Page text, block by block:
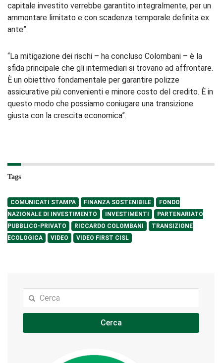
capitale investito verrebbe garantito integralmente, per un
ammontare limitato e con scadenza temporale definita ex
ante”.
“La mitigazione dei rischi – ha concluso Colombani – è la
sfida principale che gli intermediari si trovano ad affrontare.
È un obiettivo fondamentale per garantire polizze
assicurative più convenienti e minore costo del credito. È in
questo modo che possiamo coniugare una transizione
giusta con la crescita economica”.
Tags
COMUNICATI STAMPA FINANZA SOSTENIBILE
FONDO
NAZIONALE DI INVESTIMENTO
INVESTIMENTI
PARTENARIATO
PUBBLICO-PRIVATO
RICCARDO COLOMBANI
TRANSIZIONE
ECOLOGICA
VIDEO VIDEO FIRST CISL
Cerca